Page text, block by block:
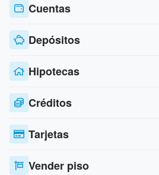
Cuentas
Depósitos
Hipotecas
Créditos
Tarjetas
Vender piso